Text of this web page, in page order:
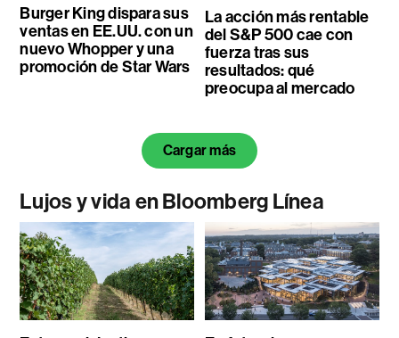
Burger King dispara sus
ventas en EE.UU. con un
nuevo Whopper y una
promoción de Star Wars
La acción más rentable
del S&P 500 cae con
fuerza tras sus
resultados: qué
preocupa al mercado
Cargar más
Lujos y vida en Bloomberg Línea